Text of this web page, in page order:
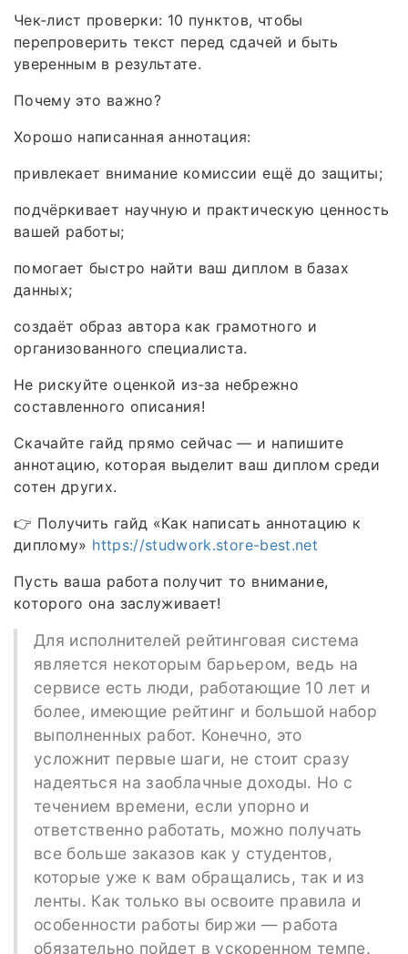
Чек‑лист проверки: 10 пунктов, чтобы
перепроверить текст перед сдачей и быть
уверенным в результате.
Почему это важно?
Хорошо написанная аннотация:
привлекает внимание комиссии ещё до защиты;
подчёркивает научную и практическую ценность
вашей работы;
помогает быстро найти ваш диплом в базах
данных;
создаёт образ автора как грамотного и
организованного специалиста.
Не рискуйте оценкой из‑за небрежно
составленного описания!
Скачайте гайд прямо сейчас — и напишите
аннотацию, которая выделит ваш диплом среди
сотен других.
👉 Получить гайд «Как написать аннотацию к
диплому» https://studwork.store-best.net
Пусть ваша работа получит то внимание,
которого она заслуживает!
Для исполнителей рейтинговая система
является некоторым барьером, ведь на
сервисе есть люди, работающие 10 лет и
более, имеющие рейтинг и большой набор
выполненных работ. Конечно, это
усложнит первые шаги, не стоит сразу
надеяться на заоблачные доходы. Но с
течением времени, если упорно и
ответственно работать, можно получать
все больше заказов как у студентов,
которые уже к вам обращались, так и из
ленты. Как только вы освоите правила и
особенности работы биржи — работа
обязательно пойдет в ускоренном темпе.